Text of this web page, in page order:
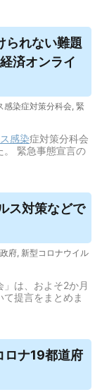
られない難題
済オンライ
感染症対策分科会, 緊
感染症対策分科会
。 緊急事態宣言の
ス対策などで
政府, 新型コロナウイル
」は、およそ2か月
提言をまとめま
ロナ19都道府